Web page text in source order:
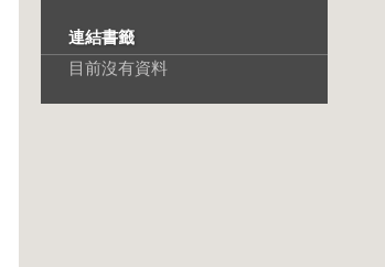
連結書籤
目前沒有資料